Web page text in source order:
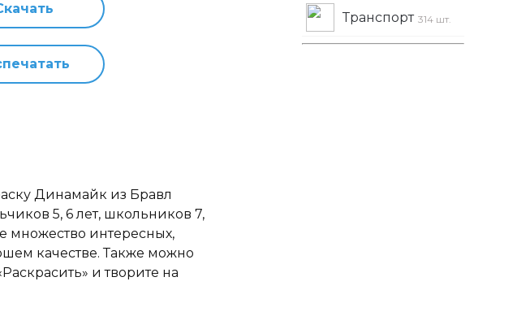
Динамайк из Бравл
5, 6 лет, школьников 7,
множество интересных,
качестве. Также можно
и творите на
Транспорт 314 шт.